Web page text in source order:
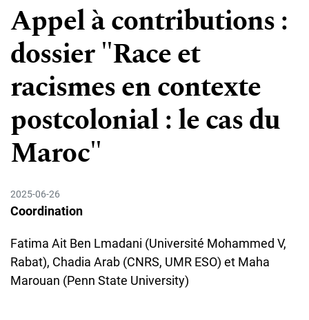
Appel à contributions :
dossier "Race et
racismes en contexte
postcolonial : le cas du
Maroc"
2025-06-26
Coordination
Fatima Ait Ben Lmadani (Université Mohammed V,
Rabat), Chadia Arab (CNRS, UMR ESO) et Maha
Marouan (Penn State University)